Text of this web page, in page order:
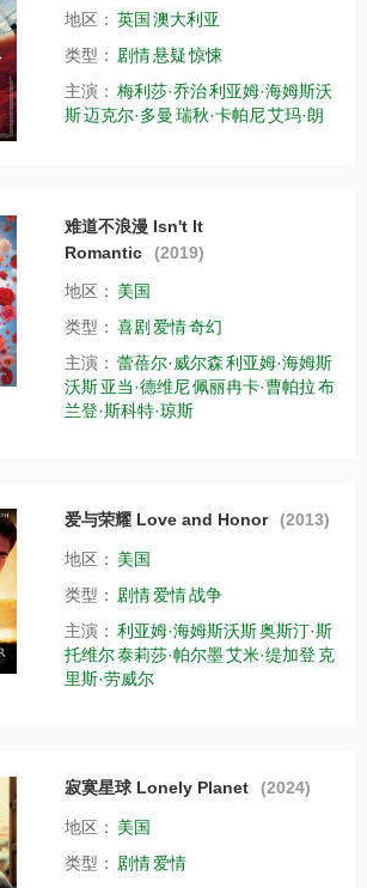
地区： 英国 澳大利亚
类型： 剧情悬疑惊悚
主演： 梅利莎·乔治利亚姆·海姆斯沃
斯迈克尔·多曼 瑞秋·卡帕尼艾玛·朗
难道不浪漫 Isn't It
Romantic
(2019)
地区： 美国
类型： 喜剧 爱情奇幻
主演： 蕾蓓尔·威尔森利亚姆·海姆斯
沃斯亚当·德维尼佩丽冉卡·曹帕拉布
兰登·斯科特·琼斯
爱与荣耀 Love and Honor (2013)
地区： 美国
类型： 剧情爱情战争
主演： 利亚姆·海姆斯沃斯奥斯汀·斯
托维尔泰莉莎·帕尔墨艾米·缇加登克
里斯·劳威尔
寂寞星球 Lonely Planet (2024)
地区： 美国
类型： 剧情爱情